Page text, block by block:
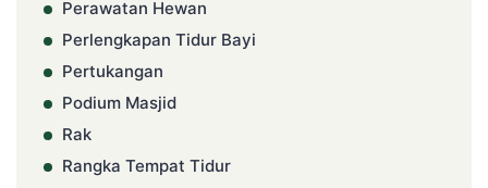
Perawatan Hewan
Perlengkapan Tidur Bayi
Pertukangan
Podium Masjid
Rak
Rangka Tempat Tidur